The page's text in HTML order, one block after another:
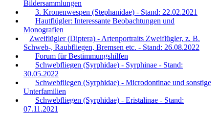
Bildersammlungen
3. Kronenwespen (Stephanidae) - Stand: 22.02.2021
Hautflügler: Interessante Beobachtungen und
Monografien
Zweiflügler (Diptera) - Artenportraits Zweiflügler, z. B.
Schweb-, Raubfliegen, Bremsen etc. - Stand: 26.08.2022
Forum für Bestimmungshilfen
Schwebfliegen (Syrphidae) - Syrphinae - Stand:
30.05.2022
Schwebfliegen (Syrphidae) - Microdontinae und sonstige
Unterfamilien
Schwebfliegen (Syrphidae) - Eristalinae - Stand:
07.11.2021